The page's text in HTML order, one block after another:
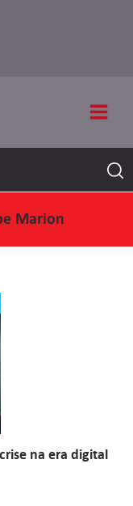
Marion
na era digital